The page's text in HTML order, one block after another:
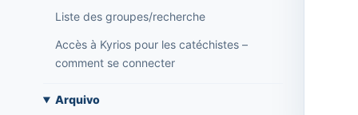
Liste des groupes/recherche
Accès à Kyrios pour les catéchistes –
comment se connecter
Arquivo